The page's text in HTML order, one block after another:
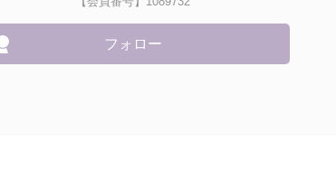
フォロー